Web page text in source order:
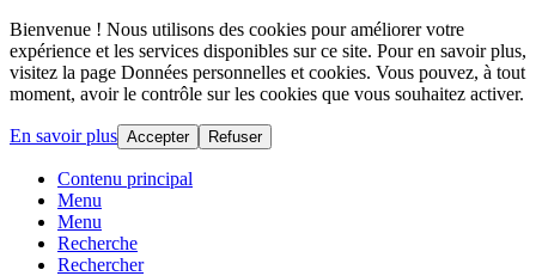
Bienvenue ! Nous utilisons des cookies pour améliorer votre
expérience et les services disponibles sur ce site. Pour en savoir plus,
visitez la page Données personnelles et cookies. Vous pouvez, à tout
moment, avoir le contrôle sur les cookies que vous souhaitez activer.
En savoir plus Accepter Refuser
Contenu principal
Menu
Menu
Recherche
Rechercher